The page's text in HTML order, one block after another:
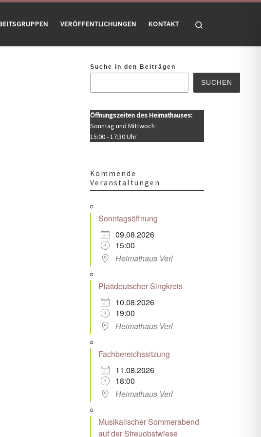
VERÖFFENTLICHUNGEN KONTAKT
Office 365
Suche in den Beiträgen
SUCHEN
Öffnungszeiten des Heimathauses:
Sonntag und Mittwoch
15:00 - 17:30 Uhr.
Kommende
Veranstaltungen
Sonntagsöffnung
09.08.2026
15:00
Heimathaus Verl
Plattdeutscher Singkreis
10.08.2026
19:00
Heimathaus Verl
Fachbereichssitzung
11.08.2026
18:00
Heimathaus Verl
Musikalischer Sommerabend
auf der Streuobstwiese